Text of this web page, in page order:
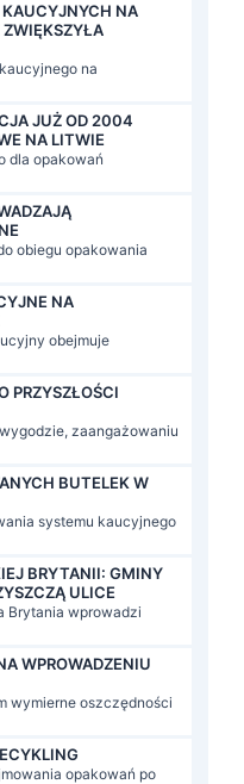
NA
ZWIĘKSZYŁA
na
JUŻ OD 2004
NA LITWIE
dla opakowań
obiegu opakowania
NA
obejmuje
PRZYSZŁOŚCI
zaangażowaniu
BUTELEK W
systemu kaucyjnego
BRYTANII: GMINY
ULICE
Brytania wprowadzi
WPROWADZENIU
wymierne oszczędności
opakowań po